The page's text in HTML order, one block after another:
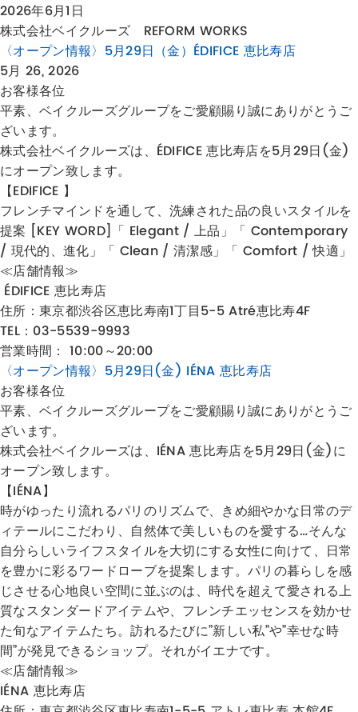
2026年6月1日
株式会社ベイクルーズ REFORM WORKS
〈オープン情報〉5月29日（金）ÉDIFICE 恵比寿店
5月 26, 2026
お客様各位
平素、ベイクルーズグループをご愛顧賜り誠にありがとうご
ざいます。
株式会社ベイクルーズは、ÉDIFICE 恵比寿店を5月29日(金)
にオープン致します。
【EDIFICE 】
フレンチマインドを通して、洗練された品の良いスタイルを
提案 [KEY WORD]「 Elegant / 上品」「 Contemporary
/ 現代的、進化」「 Clean / 清潔感」「 Comfort / 快適」
≪店舗情報≫
ÉDIFICE 恵比寿店
住所： 東京都渋谷区恵比寿南1丁目5-5 Atré恵比寿4F
TEL：03-5539-9993
営業時間： 10:00～20:00
〈オープン情報〉5月29日(金) IÉNA 恵比寿店
お客様各位
平素、ベイクルーズグループをご愛顧賜り誠にありがとうご
ざいます。
株式会社ベイクルーズは、IÉNA 恵比寿店を5月29日(金)に
オープン致します。
【IÉNA】
時がゆったり流れるパリのリズムで、きめ細やかな日常のデ
ィテールにこだわり、自然体で美しいものを愛する…そんな
自分らしいライフスタイルを大切にする女性に向けて、日常
を豊かに彩るワードローブを提案します。パリの暮らしを感
じさせる心地良い空間に並ぶのは、時代を超えて愛される上
質なスタンダードアイテムや、フレンチエッセンスを効かせ
た旬なアイテムたち。訪れるたびに”新しい私”や”幸せな時
間”が発見できるショップ。それがイエナです。
≪店舗情報≫
IÉNA 恵比寿店